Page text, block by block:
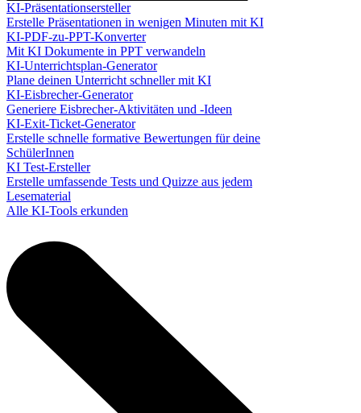
KI-Präsentationsersteller
Erstelle Präsentationen in wenigen Minuten mit KI
KI-PDF-zu-PPT-Konverter
Mit KI Dokumente in PPT verwandeln
KI-Unterrichtsplan-Generator
Plane deinen Unterricht schneller mit KI
KI-Eisbrecher-Generator
Generiere Eisbrecher-Aktivitäten und -Ideen
KI-Exit-Ticket-Generator
Erstelle schnelle formative Bewertungen für deine
SchülerInnen
KI Test-Ersteller
Erstelle umfassende Tests und Quizze aus jedem
Lesematerial
Alle KI-Tools erkunden